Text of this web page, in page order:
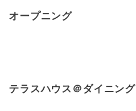
オープニング
テラスハウス＠ダイニング